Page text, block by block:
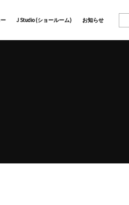
J Studio (ショールーム) お知らせ